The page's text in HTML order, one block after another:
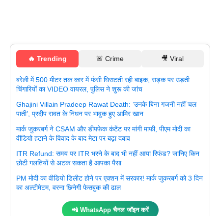
🔥 Trending 🚨 Crime 🎥 Viral
बरेली में 500 मीटर तक कार में फंसी घिसटती रही बाइक, सड़क पर उड़ती
चिंगारियों का VIDEO वायरल, पुलिस ने शुरू की जांच
Ghajini Villain Pradeep Rawat Death: ‘उनके बिना गजनी नहीं चल
पाती’, प्रदीप रावत के निधन पर भावुक हुए आमिर खान
मार्क जुकरबर्ग ने CSAM और डीपफेक कंटेंट पर मांगी माफी, पीएम मोदी का
वीडियो हटाने के विवाद के बाद मेटा पर बढ़ा दबाव
ITR Refund: समय पर ITR भरने के बाद भी नहीं आया रिफंड? जानिए किन
छोटी गलतियों से अटक सकता है आपका पैसा
PM मोदी का वीडियो डिलीट होने पर एक्शन में सरकार! मार्क जुकरबर्ग को 3 दिन
का अल्टीमेटम, वरना छिनेगी फेसबुक की ढाल
📲 WhatsApp चैनल जॉइन करें